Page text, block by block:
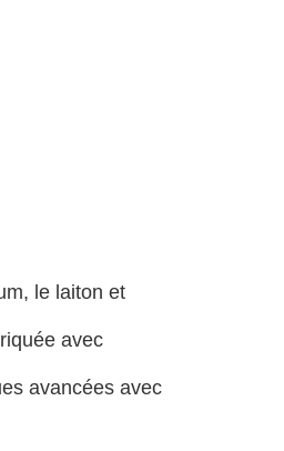
le laiton et
avec
avancées avec